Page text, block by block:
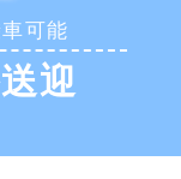
ーム
可能
送迎